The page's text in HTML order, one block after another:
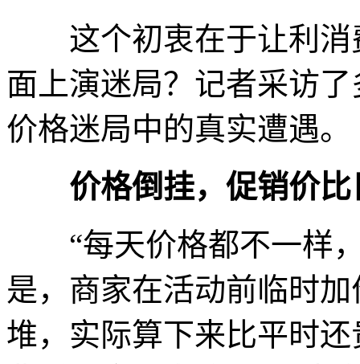
这个初衷在于让利消
面上演迷局？记者采访
价格迷局中的真实遭遇。
价格倒挂，促销价比
“每天价格都不一样，
是，商家在活动前临时
堆，实际算下来比平时还